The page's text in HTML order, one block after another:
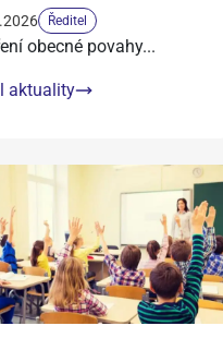
Ředitel
obecné povahy...
aktuality